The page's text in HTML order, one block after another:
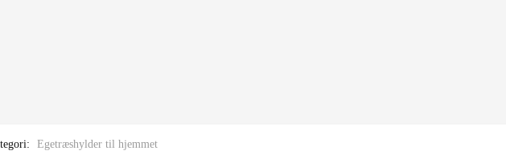
Egetræshylder til hjemmet